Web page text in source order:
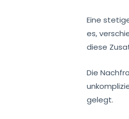
Eine
es,
diese
Die
gelegt.